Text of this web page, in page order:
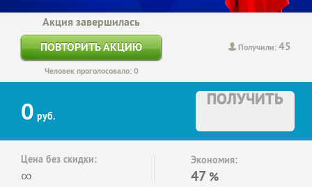
Получили:45
Акция завершилась
ПОВТОРИТЬ АКЦИЮ
Человек проголосовало: 0
0 руб.
ПОЛУЧИТЬ
Цена без скидки:
∞
Экономия:
47 %